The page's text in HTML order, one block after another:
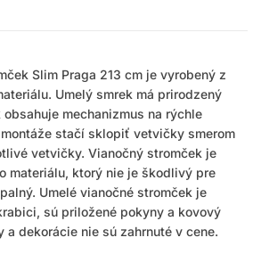
Slim Praga 213 cm je vyrobený z
Umelý smrek má prirodzený
mechanizmus na rýchle
stačí sklopiť vetvičky smerom
vetvičky. Vianočný stromček je
materiálu, ktorý nie je škodlivý pre
Umelé vianočné stromček je
sú priložené pokyny a kovový
a dekorácie nie sú zahrnuté v cene.